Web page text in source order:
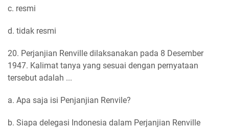
c. resmi
d. tidak resmi
20. Perjanjian Renville dilaksanakan pada 8 Desember
1947. Kalimat tanya yang sesuai dengan pernyataan
tersebut adalah ...
a. Apa saja isi Penjanjian Renvile?
b. Siapa delegasi Indonesia dalam Perjanjian Renville